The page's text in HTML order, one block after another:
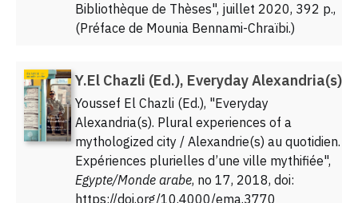
Bibliothèque de Thèses", juillet 2020, 392 p.,
(Préface de Mounia Bennami-Chraïbi.)
Y.El Chazli (Ed.), Everyday Alexandria(s)
Youssef El Chazli (Ed.), "Everyday
Alexandria(s). Plural experiences of a
mythologized city / Alexandrie(s) au quotidien.
Expériences plurielles d’une ville mythifiée",
Egypte/Monde arabe, no 17, 2018, doi:
https://doi.org/10.4000/ema.3770